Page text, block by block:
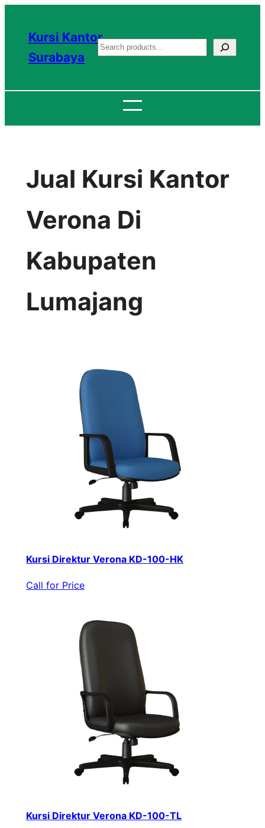
konten
Kursi Kantor
Surabaya
S
a
c
Jual Kursi Kantor
Verona Di
Kabupaten
Lumajang
Kursi Direktur Verona KD-100-HK
Call for Price
Kursi Direktur Verona KD-100-TL